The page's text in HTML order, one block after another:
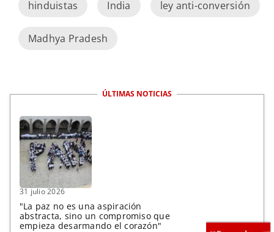
hinduistas India ley anti-conversión
Madhya Pradesh
ÚLTIMAS NOTICIAS
31 julio 2026
"La paz no es una aspiración
abstracta, sino un compromiso que
empieza desarmando el corazón"